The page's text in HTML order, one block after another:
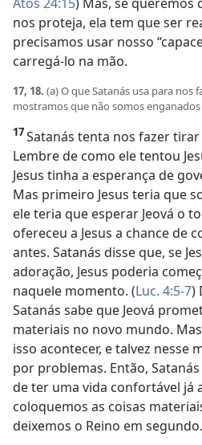
nos proteja, ela tem que ser
precisamos usar nosso
carregá-lo na mão.
17, 18. (a) O que Satanás usa para nos
mostramos que não somos
17Satanás tenta nos fazer
Lembre de como ele tentou
Jesus tinha a esperança de
Mas primeiro Jesus teria que
ele teria que esperar Jeová o
ofereceu a Jesus a chance de
antes. Satanás disse que, se
adoração, Jesus poderia
naquele momento. (Luc. 4:5-7)
Satanás sabe que Jeová
materiais no novo mundo.
isso acontecer, e talvez nesse
por problemas. Então,
de ter uma vida confortável já
coloquemos as coisas
deixemos o Reino em